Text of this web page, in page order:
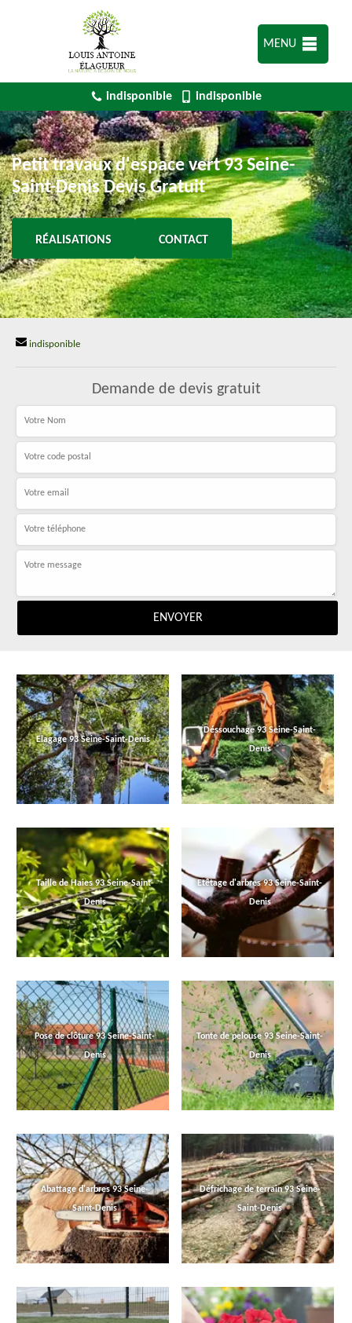
MENU
indisponible indisponible
Petit travaux d'espace vert 93 Seine-
Saint-Denis Devis Gratuit
RÉALISATIONS CONTACT
indisponible
Demande de devis gratuit
Elagage 93 Seine-Saint-Denis
Déssouchage 93 Seine-Saint-
Denis
Taille de Haies 93 Seine-Saint-
Denis
Etêtage d'arbres 93 Seine-Saint-
Denis
Pose de clôture 93 Seine-Saint-
Denis
Tonte de pelouse 93 Seine-Saint-
Denis
Abattage d'arbres 93 Seine-
Saint-Denis
Défrichage de terrain 93 Seine-
Saint-Denis